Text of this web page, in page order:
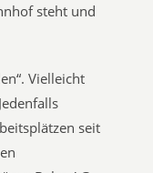
steht und
Vielleicht
seit